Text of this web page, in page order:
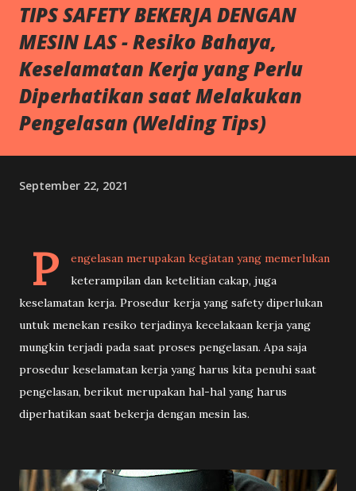
serta menampilkan kesan yang ingin Anda tonjolkan di
rumah, berikut beberapa faktor utama yang wajib Anda
pertimbangkan sebelum membeli keramik. 1. Luas Area dan
Ukuran Keramik (Ruang tamu dengan keramik 60x60cm;
sumber foto: Pinterest) Ukuran keramik berpengaruh
langsung terhadap persepsi visual ruangan. Jika luas ruang
TIPS SAFETY BEKERJA DENGAN
MESIN LAS - Resiko Bahaya,
Keselamatan Kerja yang Perlu
Diperhatikan saat Melakukan
Pengelasan (Welding Tips)
September 22, 2021
P
engelasan merupakan kegiatan yang memerlukan
keterampilan dan ketelitian cakap, juga
keselamatan kerja. Prosedur kerja yang safety diperlukan
untuk menekan resiko terjadinya kecelakaan kerja yang
mungkin terjadi pada saat proses pengelasan. Apa saja
prosedur keselamatan kerja yang harus kita penuhi saat
pengelasan, berikut merupakan hal-hal yang harus
diperhatikan saat bekerja dengan mesin las.